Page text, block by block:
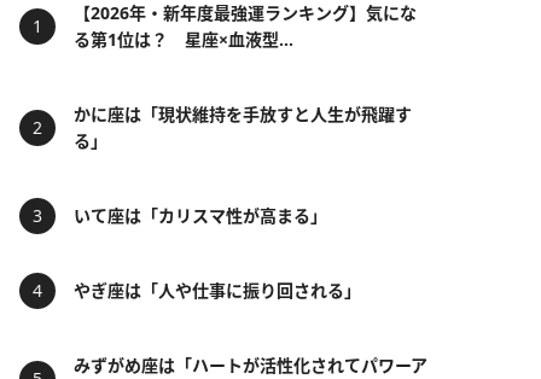
【2026年・新年度最強運ランキング】気にな
る第1位は？ 星座×血液型...
かに座は「現状維持を手放すと人生が飛躍す
る」
いて座は「カリスマ性が高まる」
やぎ座は「人や仕事に振り回される」
みずがめ座は「ハートが活性化されてパワーア